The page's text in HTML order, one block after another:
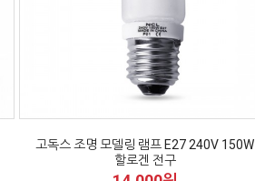
고독스 조명 모델링 램프 E27 240V 150W
할로겐 전구